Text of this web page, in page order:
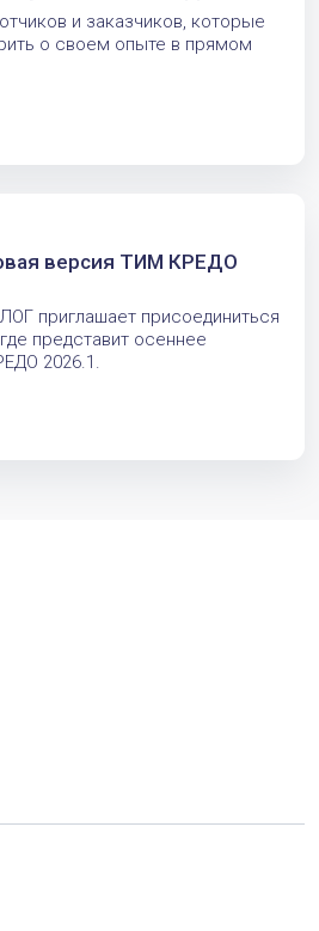
и заказчиков, которые
о своем опыте в прямом
версия ТИМ КРЕДО
приглашает присоединиться
представит осеннее
2026.1.